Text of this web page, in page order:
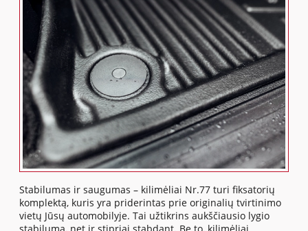
Stabilumas ir saugumas – kilimėliai Nr.77 turi fiksatorių
komplektą, kuris yra priderintas prie originalių tvirtinimo
vietų Jūsų automobilyje. Tai užtikrins aukščiausio lygio